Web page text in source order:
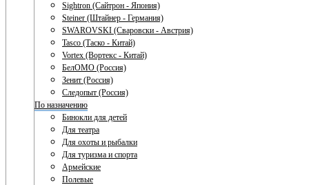
Sightron (Сайтрон - Япония)
Steiner (Штайнер - Германия)
SWAROVSKI (Сваровски - Австрия)
Tasco (Таско - Китай)
Vortex (Вортекс - Китай)
БелОМО (Россия)
Зенит (Россия)
Следопыт (Россия)
По назначению
Бинокли для детей
Для театра
Для охоты и рыбалки
Для туризма и спорта
Армейские
Полевые